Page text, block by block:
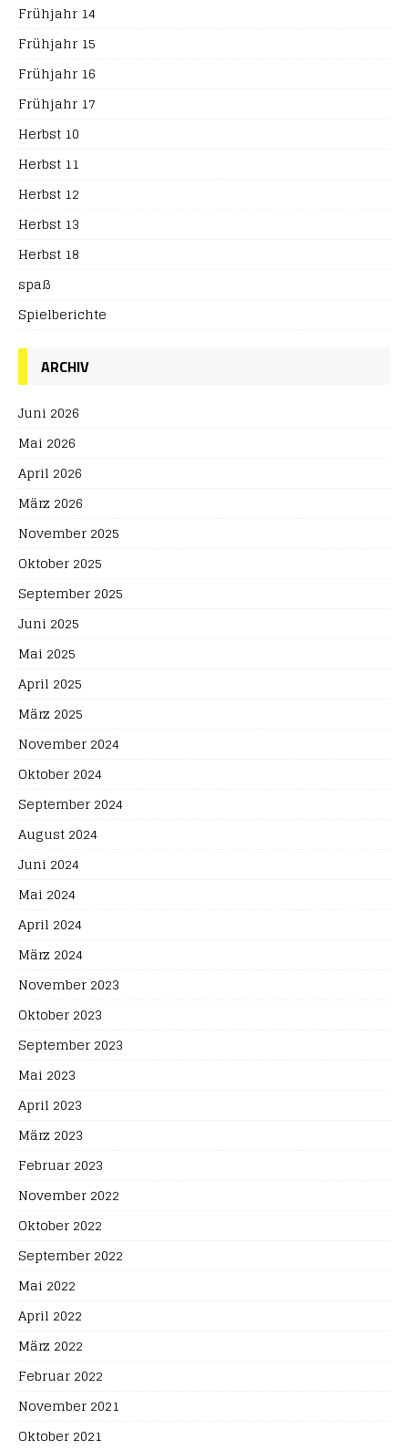
Frühjahr 14
Frühjahr 15
Frühjahr 16
Frühjahr 17
Herbst 10
Herbst 11
Herbst 12
Herbst 13
Herbst 18
spaß
Spielberichte
ARCHIV
Juni 2026
Mai 2026
April 2026
März 2026
November 2025
Oktober 2025
September 2025
Juni 2025
Mai 2025
April 2025
März 2025
November 2024
Oktober 2024
September 2024
August 2024
Juni 2024
Mai 2024
April 2024
März 2024
November 2023
Oktober 2023
September 2023
Mai 2023
April 2023
März 2023
Februar 2023
November 2022
Oktober 2022
September 2022
Mai 2022
April 2022
März 2022
Februar 2022
November 2021
Oktober 2021